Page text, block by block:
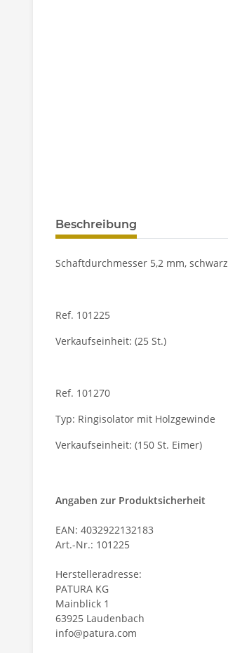
Beschreibung
Schaftdurchmesser 5,2 mm, schwarz
Ref. 101225
Verkaufseinheit: (25 St.)
Ref. 101270
Typ: Ringisolator mit Holzgewinde
Verkaufseinheit: (150 St. Eimer)
Angaben zur Produktsicherheit
EAN: 4032922132183
Art.-Nr.: 101225
Herstelleradresse:
PATURA KG
Mainblick 1
63925 Laudenbach
info@patura.com